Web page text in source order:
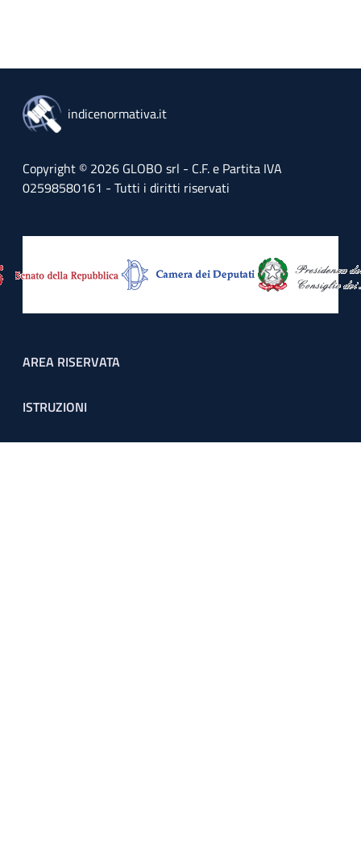
indicenormativa.it
Copyright © 2026 GLOBO srl - C.F. e Partita IVA
02598580161 - Tutti i diritti riservati
Footer menu
AREA RISERVATA
ISTRUZIONI